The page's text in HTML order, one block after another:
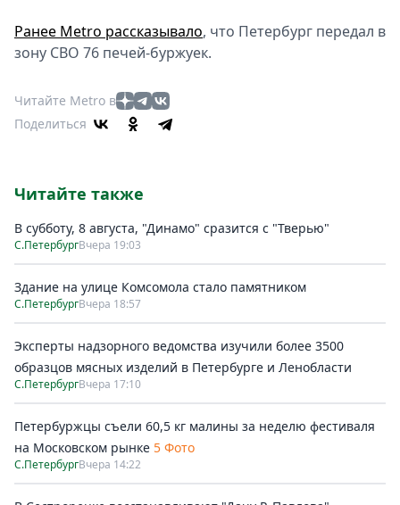
Ранее Metro рассказывало, что Петербург передал в
зону СВО 76 печей-буржуек.
Читайте Metro в
Поделиться
Читайте также
В субботу, 8 августа, "Динамо" сразится с "Тверью"
С.ПетербургВчера 19:03
Здание на улице Комсомола стало памятником
С.ПетербургВчера 18:57
Эксперты надзорного ведомства изучили более 3500
образцов мясных изделий в Петербурге и Ленобласти
С.ПетербургВчера 17:10
Петербуржцы съели 60,5 кг малины за неделю фестиваля
на Московском рынке 5 Фото
С.ПетербургВчера 14:22